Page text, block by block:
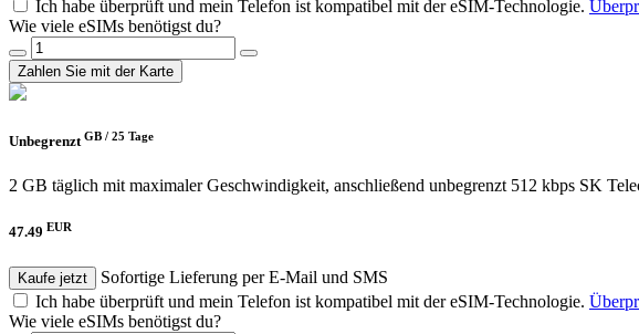
Ich habe überprüft und mein Telefon ist kompatibel mit der eSIM-Technologie.
Wie viele eSIMs benötigst du?
Zahlen Sie mit der Karte
UnbegrenztGB / 25 Tage
2 GB täglich mit maximaler Geschwindigkeit, anschließend unbegrenzt 512 kbps SK
47.49 EUR
Kaufe jetzt
Sofortige Lieferung per E-Mail und SMS
Ich habe überprüft und mein Telefon ist kompatibel mit der eSIM-Technologie.
Wie viele eSIMs benötigst du?